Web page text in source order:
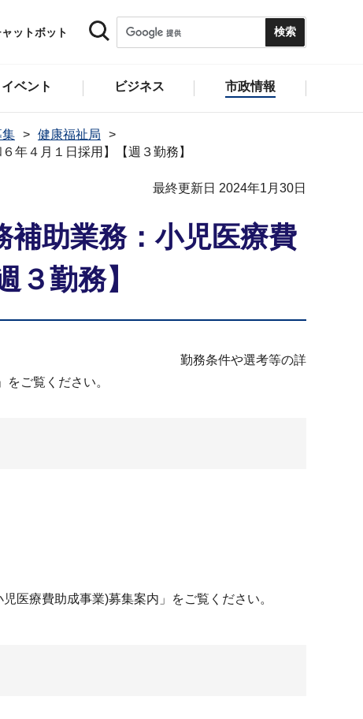
ットボット
ベント ビジネス 市政情報
集
健康福祉局
年４⽉１⽇採⽤】【週３勤務】
最終更新日 2024年1月30日
補助業務：小児医療費
勤務】
）を募集します。 勤務条件や選考等の詳
案内」をご覧ください。
医療費助成事業)募集案内」をご覧ください。